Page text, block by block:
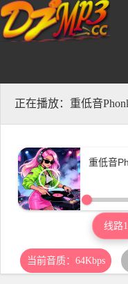
正在播放：重低音
重低音
线路1
当前音质：64Kbps